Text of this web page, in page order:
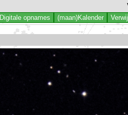
Digitale opnames (maan)Kalender